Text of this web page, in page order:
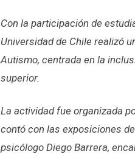
Con la participación de
Universidad de Chile realizó
Autismo, centrada en la
superior.
La actividad fue organizada
contó con las exposiciones
psicólogo Diego Barrera,